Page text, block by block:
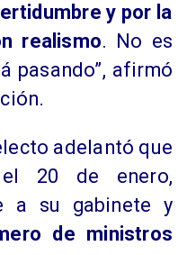
y por la
realismo. No es
pasando”, afirmó
adelantó que
20 de enero,
a su gabinete y
de ministros